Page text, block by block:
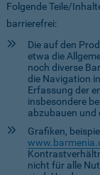
Folgende Teile/
barrierefrei:
Die auf den
etwa die
noch diverse
die Navigation
Erfassung der
insbesondere
abzubauen und
Grafiken,
nicht für alle